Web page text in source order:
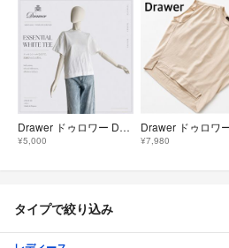
Drawer ドゥロワー Dプリント クルーネックTシャツ 白 コットン 日本製
¥5,000 ¥7,980
タイプで絞り込み